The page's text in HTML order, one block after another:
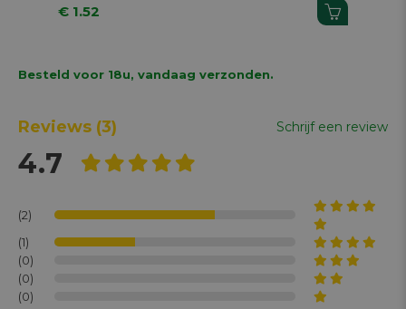
€ 1.52
Besteld voor 18u, vandaag verzonden.
Reviews (3) Schrijf een review
4.7
(2)
(1)
(0)
(0)
(0)